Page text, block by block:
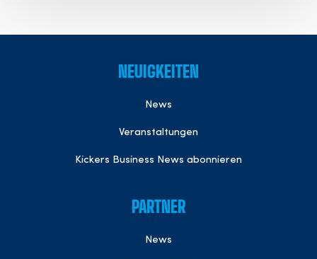
NEUIGKEITEN
News
Veranstaltungen
Kickers Business News abonnieren
PARTNER
News